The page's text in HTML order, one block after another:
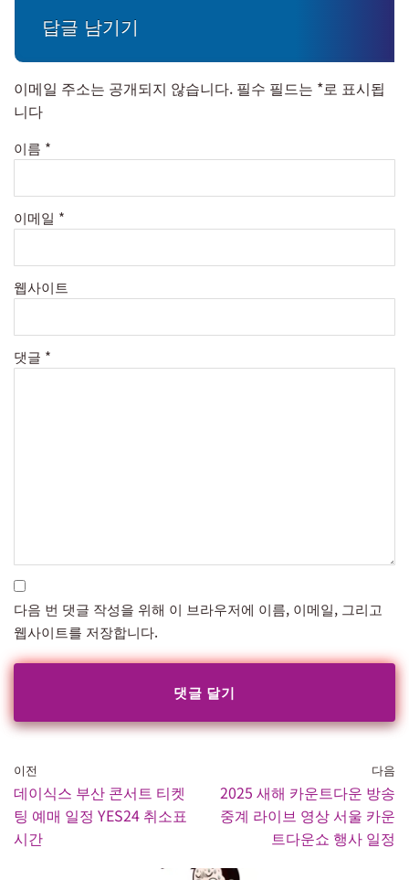
답글 남기기
이메일 주소는 공개되지 않습니다. 필수 필드는 *로 표시됩
니다
이름 *
이메일 *
웹사이트
댓글 *
다음 번 댓글 작성을 위해 이 브라우저에 이름, 이메일, 그리고
웹사이트를 저장합니다.
이전
데이식스 부산 콘서트 티켓
팅 예매 일정 YES24 취소표
시간
다음
2025 새해 카운트다운 방송
중계 라이브 영상 서울 카운
트다운쇼 행사 일정